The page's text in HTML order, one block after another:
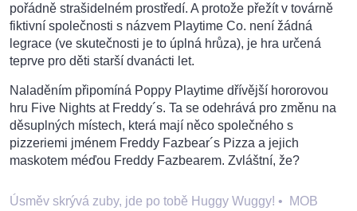
pořádně strašidelném prostředí. A protože přežít v továrně
fiktivní společnosti s názvem Playtime Co. není žádná
legrace (ve skutečnosti je to úplná hrůza), je hra určená
teprve pro děti starší dvanácti let.
Naladěním připomíná Poppy Playtime dřívější hororovou
hru Five Nights at Freddy´s. Ta se odehrává pro změnu na
děsuplných místech, která mají něco společného s
pizzeriemi jménem Freddy Fazbear´s Pizza a jejich
maskotem méďou Freddy Fazbearem. Zvláštní, že?
Úsměv skrývá zuby, jde po tobě Huggy Wuggy! •
MOB